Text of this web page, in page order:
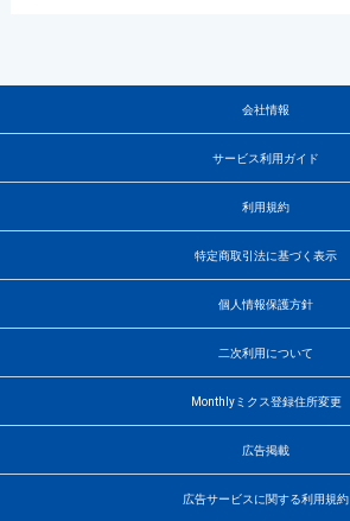
会社情報
サービス利用ガイド
利用規約
特定商取引法に基づく表示
個人情報保護方針
二次利用について
Monthlyミクス登録住所変更
広告掲載
広告サービスに関する利用規約